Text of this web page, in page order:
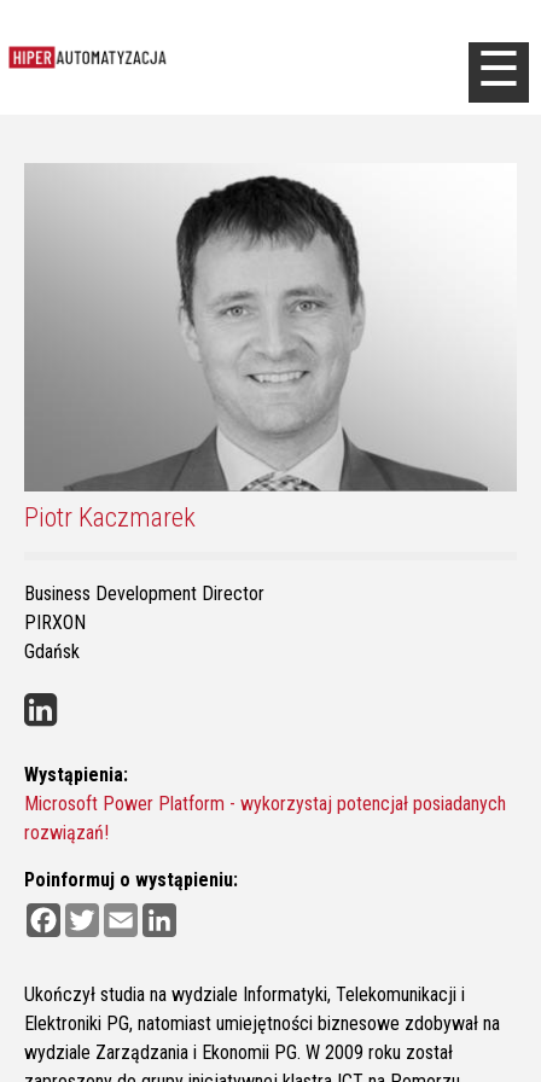
☰
Piotr Kaczmarek
Business Development Director
PIRXON
Gdańsk
Wystąpienia:
Microsoft Power Platform - wykorzystaj potencjał posiadanych
rozwiązań!
Poinformuj o wystąpieniu:
F
a
b
o
o
k
T
w
t
e
r
E
m
l
e
d
I
n
Ukończył studia na wydziale Informatyki, Telekomunikacji i
Elektroniki PG, natomiast umiejętności biznesowe zdobywał na
wydziale Zarządzania i Ekonomii PG. W 2009 roku został